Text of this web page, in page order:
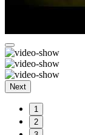
Next
1
2